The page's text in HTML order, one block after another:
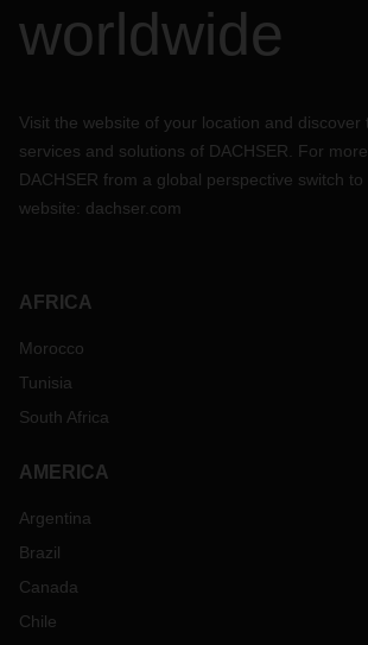
worldwide
Visit the website of your location and discover
services and solutions of DACHSER. For
DACHSER from a global perspective switch
website: dachser.com
AFRICA
Morocco
Tunisia
South Africa
AMERICA
Argentina
Brazil
Canada
Chile